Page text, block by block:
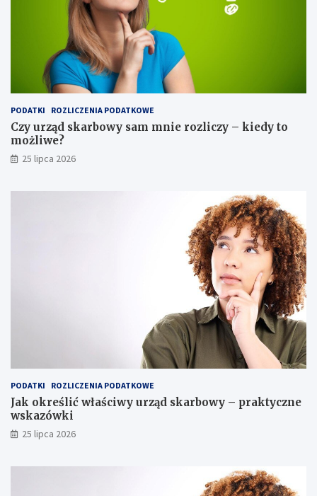
PODATKI ROZLICZENIA PODATKOWE
Czy urząd skarbowy sam mnie rozliczy – kiedy to
możliwe?
25 lipca 2026
PODATKI ROZLICZENIA PODATKOWE
Jak określić właściwy urząd skarbowy – praktyczne
wskazówki
25 lipca 2026